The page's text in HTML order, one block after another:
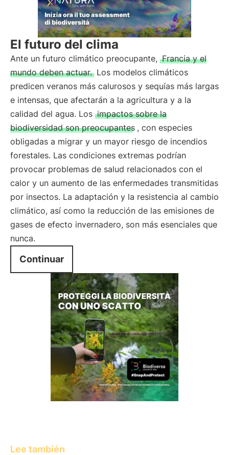
El futuro del clima
Ante un futuro climático preocupante, Francia y el
mundo deben actuar. Los modelos climáticos
predicen veranos más calurosos y sequías más largas
e intensas, que afectarán a la agricultura y a la
calidad del agua. Los impactos sobre la
biodiversidad son preocupantes , con especies
obligadas a migrar y un mayor riesgo de incendios
forestales. Las condiciones extremas podrían
provocar problemas de salud relacionados con el
calor y un aumento de las enfermedades transmitidas
por insectos. La adaptación y la resistencia al cambio
climático, así como la reducción de las emisiones de
gases de efecto invernadero, son más esenciales que
nunca.
Continuar
Lee también